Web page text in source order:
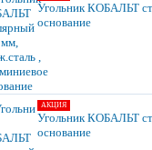
Угольник КОБАЛЬТ
основание
АКЦИЯ
Угольник КОБАЛЬТ
основание